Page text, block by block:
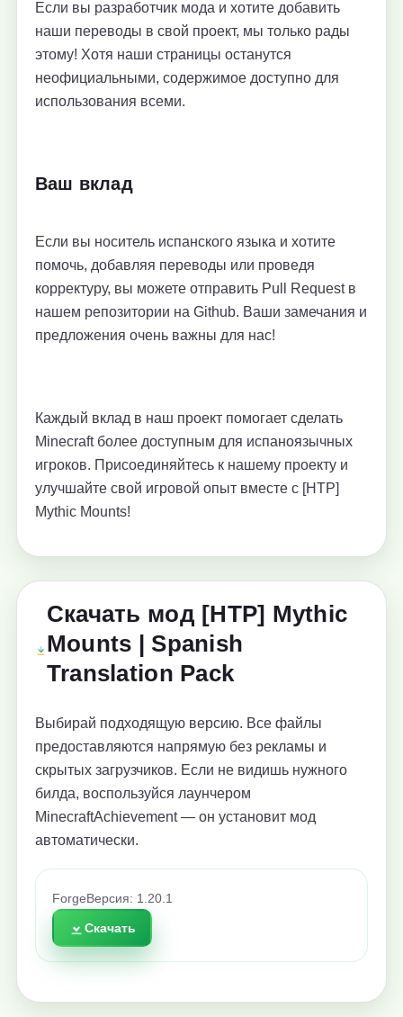
Если вы разработчик мода и хотите добавить
наши переводы в свой проект, мы только рады
этому! Хотя наши страницы останутся
неофициальными, содержимое доступно для
использования всеми.
Ваш вклад
Если вы носитель испанского языка и хотите
помочь, добавляя переводы или проведя
корректуру, вы можете отправить Pull Request в
нашем репозитории на Github. Ваши замечания и
предложения очень важны для нас!
Каждый вклад в наш проект помогает сделать
Minecraft более доступным для испаноязычных
игроков. Присоединяйтесь к нашему проекту и
улучшайте свой игровой опыт вместе с [HTP]
Mythic Mounts!
Скачать мод [HTP] Mythic
Mounts | Spanish
Translation Pack
Выбирай подходящую версию. Все файлы
предоставляются напрямую без рекламы и
скрытых загрузчиков. Если не видишь нужного
билда, воспользуйся лаунчером
MinecraftAchievement — он установит мод
автоматически.
Forge Версия: 1.20.1
Скачать